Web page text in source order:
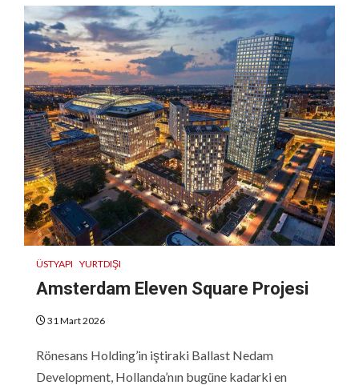
ÜSTYAPI YURTDIŞI
Amsterdam Eleven Square Projesi
31 Mart 2026
Rönesans Holding’in iştiraki Ballast Nedam
Development, Hollanda’nın bugüne kadarki en